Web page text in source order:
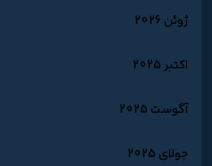
ژوئن 2026
اکتبر 2025
آگوست 2025
جولای 2025